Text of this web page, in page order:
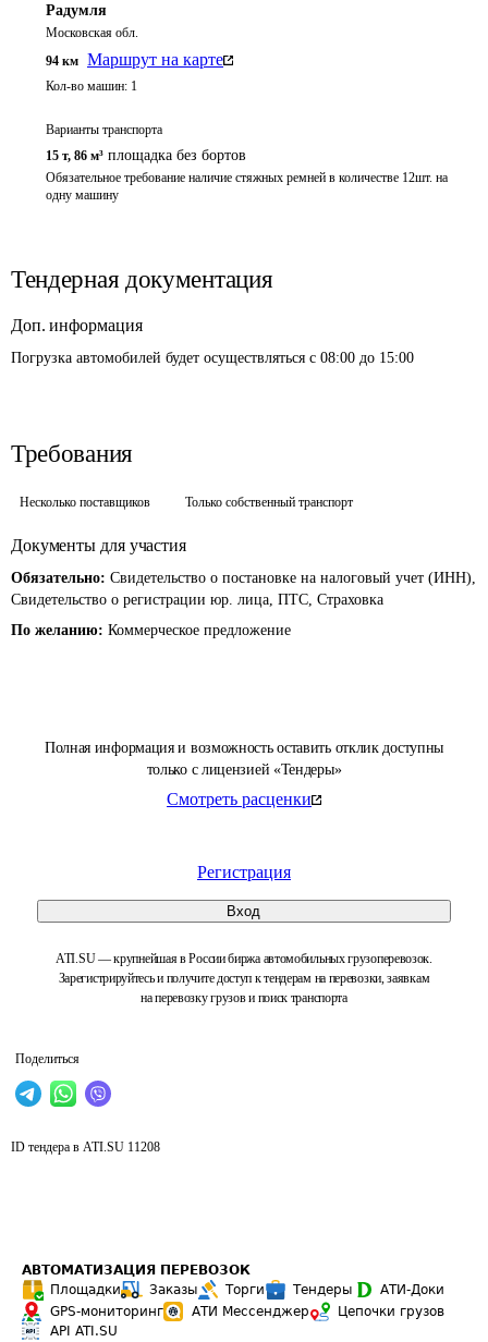
Полная информация и возможность оставить отклик доступны
только с лицензией «Тендеры»
Смотреть расценки
Регистрация
Вход
ATI.SU — крупнейшая в России биржа автомобильных грузоперевозок.
Зарегистрируйтесь и получите доступ к тендерам на перевозки, заявкам
на перевозку грузов и поиск транспорта
Поделиться
Радумля
Московская обл.
94 км Маршрут на карте
Кол-во машин: 1
Варианты транспорта
15 т, 86 м³ площадка без бортов
Обязательное требование наличие стяжных ремней в количестве 12шт. на
одну машину
Тендерная документация
Доп. информация
Погрузка автомобилей будет осуществляться с 08:00 до 15:00
Требования
Несколько поставщиков Только собственный транспорт
Документы для участия
Обязательно: Свидетельство о постановке на налоговый учет (ИНН),
Свидетельство о регистрации юр. лица, ПТС, Страховка
По желанию: Коммерческое предложение
ID тендера в ATI.SU 11208
АВТОМАТИЗАЦИЯ ПЕРЕВОЗОК
Площадки
Заказы Торги Тендеры
АТИ-Доки
GPS-мониторинг
АТИ Мессенджер
Цепочки грузов
API ATI.SU